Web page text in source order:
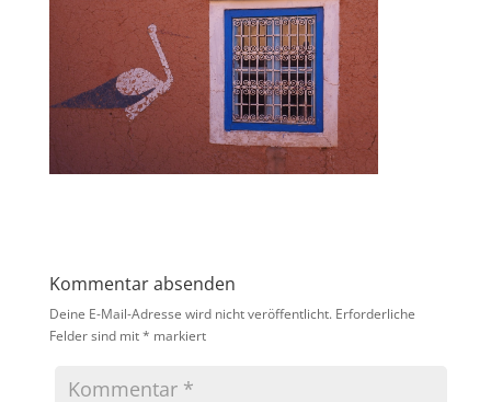
Kommentar absenden
Deine E-Mail-Adresse wird nicht veröffentlicht. Erforderliche
Felder sind mit* markiert